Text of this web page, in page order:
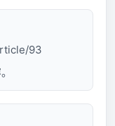
93